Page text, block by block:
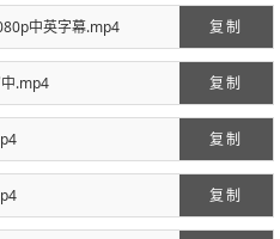
复制
中英字幕.mp4
复制
.mp4
复制
复制